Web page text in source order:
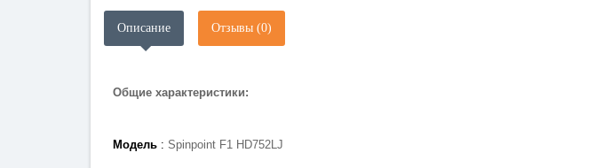
Описание Отзывы (0)
Общие характеристики:
Модель : Spinpoint F1 HD752LJ